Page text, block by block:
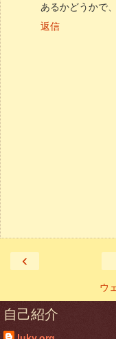
あるかどうかで
返信
‹
ウ
自己紹介